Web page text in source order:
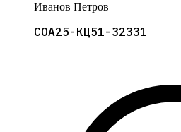
Иванов Петров
СОА25-КЦ51-32331